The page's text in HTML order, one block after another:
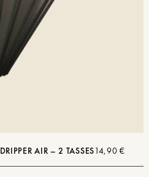
DRIPPER AIR – 2 TASSES14,90€